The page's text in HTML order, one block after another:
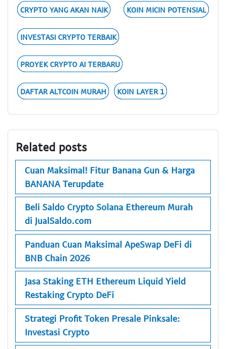
CRYPTO YANG AKAN NAIK KOIN MICIN POTENSIAL
INVESTASI CRYPTO TERBAIK
PROYEK CRYPTO AI TERBARU
DAFTAR ALTCOIN MURAH KOIN LAYER 1
Related posts
Cuan Maksimal! Fitur Banana Gun & Harga
BANANA Terupdate
Beli Saldo Crypto Solana Ethereum Murah
di JualSaldo.com
Panduan Cuan Maksimal ApeSwap DeFi di
BNB Chain 2026
Jasa Staking ETH Ethereum Liquid Yield
Restaking Crypto DeFi
Strategi Profit Token Presale Pinksale:
Investasi Crypto